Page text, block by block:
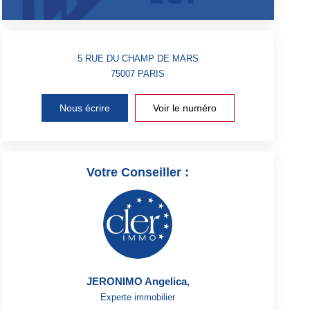
5 RUE DU CHAMP DE MARS
75007 PARIS
Nous écrire Voir le numéro
Votre Conseiller :
JERONIMO Angelica,
Experte immobilier